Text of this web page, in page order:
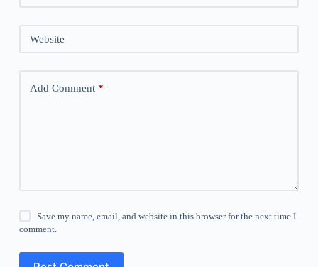
Website
Add Comment*
Save my name, email, and website in this browser for the next time I
comment.